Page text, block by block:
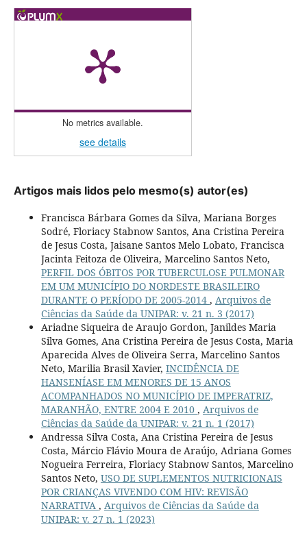
No metrics available.
see details
Artigos mais lidos pelo mesmo(s) autor(es)
Francisca Bárbara Gomes da Silva, Mariana Borges
Sodré, Floriacy Stabnow Santos, Ana Cristina Pereira
de Jesus Costa, Jaisane Santos Melo Lobato, Francisca
Jacinta Feitoza de Oliveira, Marcelino Santos Neto,
PERFIL DOS ÓBITOS POR TUBERCULOSE PULMONAR
EM UM MUNICÍPIO DO NORDESTE BRASILEIRO
DURANTE O PERÍODO DE 2005-2014 , Arquivos de
Ciências da Saúde da UNIPAR: v. 21 n. 3 (2017)
Ariadne Siqueira de Araujo Gordon, Janildes Maria
Silva Gomes, Ana Cristina Pereira de Jesus Costa, Maria
Aparecida Alves de Oliveira Serra, Marcelino Santos
Neto, Marilia Brasil Xavier, INCIDÊNCIA DE
HANSENÍASE EM MENORES DE 15 ANOS
ACOMPANHADOS NO MUNICÍPIO DE IMPERATRIZ,
MARANHÃO, ENTRE 2004 E 2010 , Arquivos de
Ciências da Saúde da UNIPAR: v. 21 n. 1 (2017)
Andressa Silva Costa, Ana Cristina Pereira de Jesus
Costa, Márcio Flávio Moura de Araújo, Adriana Gomes
Nogueira Ferreira, Floriacy Stabnow Santos, Marcelino
Santos Neto, USO DE SUPLEMENTOS NUTRICIONAIS
POR CRIANÇAS VIVENDO COM HIV: REVISÃO
NARRATIVA , Arquivos de Ciências da Saúde da
UNIPAR: v. 27 n. 1 (2023)